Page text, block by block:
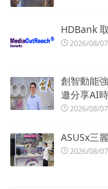
HDBank
2026/08/07
創智動能
邀分享AI
2026/08/07
ASUSx三
2026/08/07